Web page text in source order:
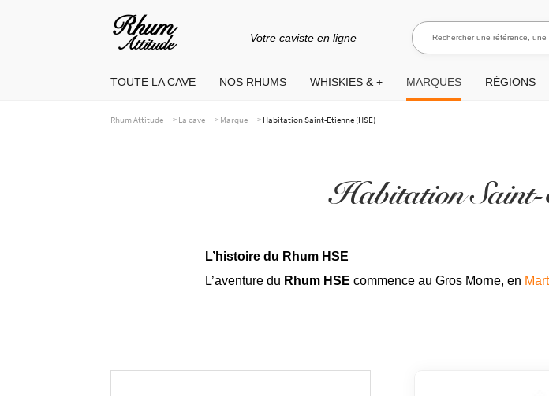
Aller
la
Aller
contenu
Votre caviste en ligne
Rechercher une référence, une
TOUTE LA CAVE NOS RHUMS WHISKIES & + MARQUES RÉGIONS
Rhum Attitude > La cave > Marque > Habitation Saint-Etienne (HSE)
Habitation
L’histoire du Rhum HSE
L’aventure du Rhum HSE commence au Gros Morne, en